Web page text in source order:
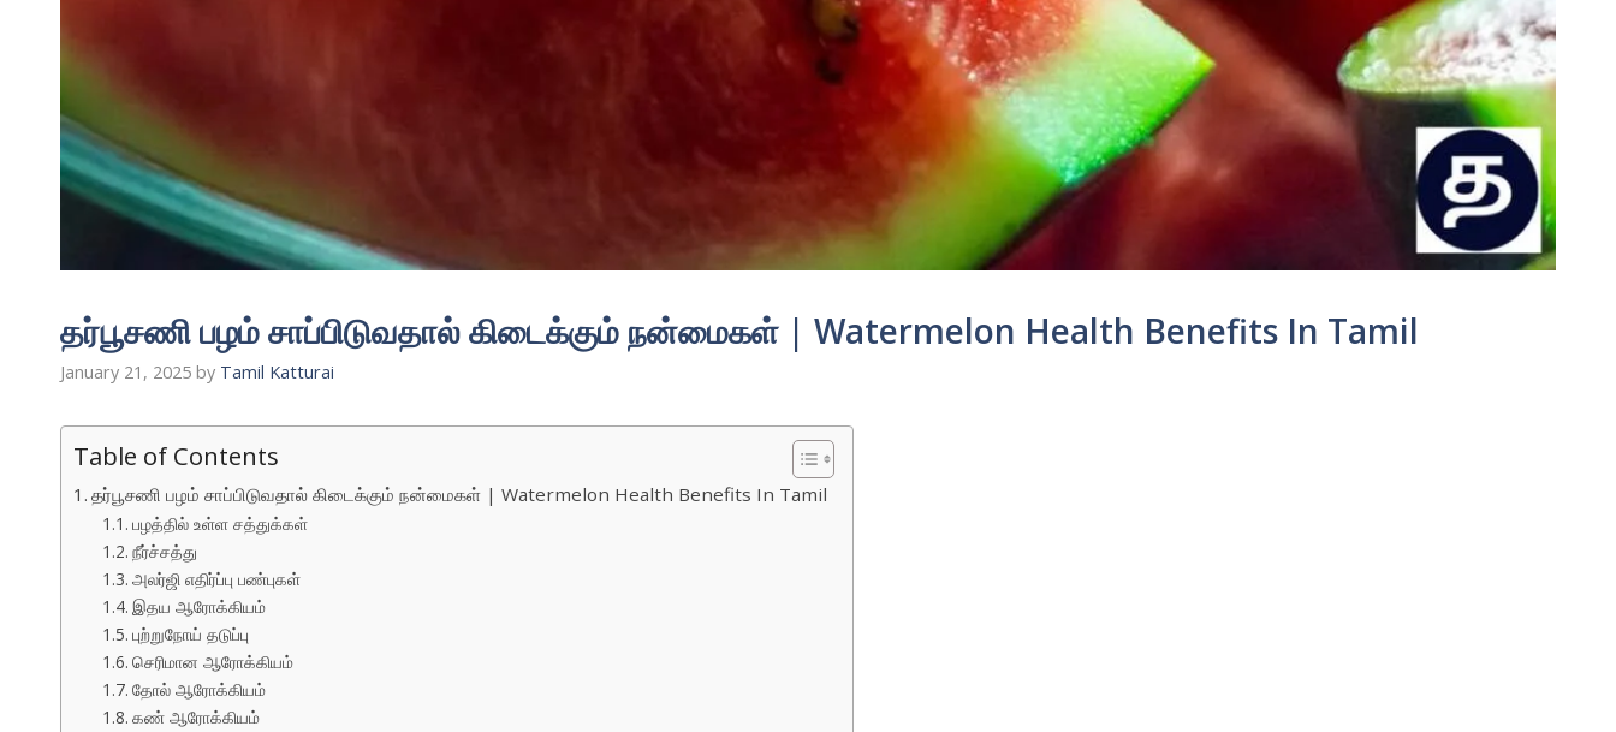
தர்பூசணி பழம் சாப்பிடுவதால் கிடைக்கும் நன்மைகள் | Watermelon Health Benefits In Tamil
January 21, 2025 by Tamil Katturai
Table of Contents
தர்பூசணி பழம் சாப்பிடுவதால் கிடைக்கும் நன்மைகள் | Watermelon Health Benefits In Tamil
பழத்தில் உள்ள சத்துக்கள்
நீர்ச்சத்து
அலர்ஜி எதிர்ப்பு பண்புகள்
இதய ஆரோக்கியம்
புற்றுநோய் தடுப்பு
செரிமான ஆரோக்கியம்
தோல் ஆரோக்கியம்
கண் ஆரோக்கியம்